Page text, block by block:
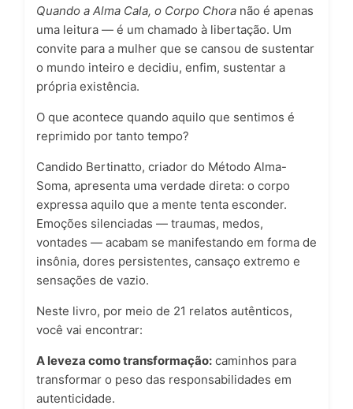
Quando a Alma Cala, o Corpo Chora não é apenas
uma leitura — é um chamado à libertação. Um
convite para a mulher que se cansou de sustentar
o mundo inteiro e decidiu, enfim, sustentar a
própria existência.
O que acontece quando aquilo que sentimos é
reprimido por tanto tempo?
Candido Bertinatto, criador do Método Alma-
Soma, apresenta uma verdade direta: o corpo
expressa aquilo que a mente tenta esconder.
Emoções silenciadas — traumas, medos,
vontades — acabam se manifestando em forma de
insônia, dores persistentes, cansaço extremo e
sensações de vazio.
Neste livro, por meio de 21 relatos autênticos,
você vai encontrar:
A leveza como transformação: caminhos para
transformar o peso das responsabilidades em
autenticidade.